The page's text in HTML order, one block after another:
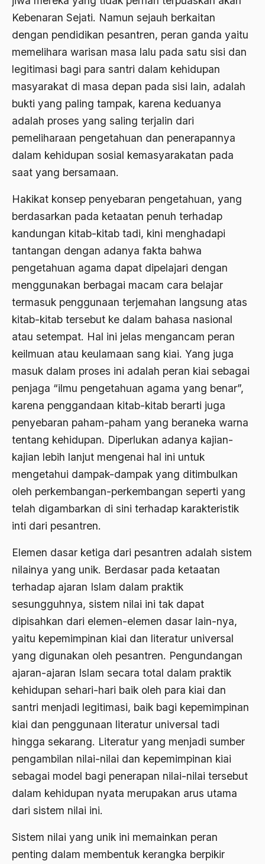
Kebenaran Sejati. Namun sejauh berkaitan
dengan pendidikan pesantren, peran ganda yaitu
memelihara warisan masa lalu pada satu sisi dan
legitimasi bagi para santri dalam kehidupan
masyarakat di masa depan pada sisi lain, adalah
bukti yang paling tampak, karena keduanya
adalah proses yang saling terjalin dari
pemeliharaan pengetahuan dan penerapannya
dalam kehidupan sosial kemasyarakatan pada
saat yang bersamaan.
Hakikat konsep penyebaran pengetahuan, yang
berdasarkan pada ketaatan penuh terhadap
kandungan kitab-kitab tadi, kini menghadapi
tantangan dengan adanya fakta bahwa
pengetahuan agama dapat dipelajari dengan
menggunakan berbagai macam cara belajar
termasuk penggunaan terjemahan langsung atas
kitab-kitab tersebut ke dalam bahasa nasional
atau setempat. Hal ini jelas mengancam peran
keilmuan atau keulamaan sang kiai. Yang juga
masuk dalam proses ini adalah peran kiai sebagai
penjaga “ilmu pengetahuan agama yang benar”,
karena penggandaan kitab-kitab berarti juga
penyebaran paham-paham yang beraneka warna
tentang kehidupan. Diperlukan adanya kajian-
kajian lebih lanjut mengenai hal ini untuk
mengetahui dampak-dampak yang ditimbulkan
oleh perkembangan-perkembangan seperti yang
telah digambarkan di sini terhadap karakteristik
inti dari pesantren.
Elemen dasar ketiga dari pesantren adalah sistem
nilainya yang unik. Berdasar pada ketaatan
terhadap ajaran Islam dalam praktik
sesungguhnya, sistem nilai ini tak dapat
dipisahkan dari elemen-elemen dasar lain-nya,
yaitu kepemimpinan kiai dan literatur universal
yang digunakan oleh pesantren. Pengundangan
ajaran-ajaran Islam secara total dalam praktik
kehidupan sehari-hari baik oleh para kiai dan
santri menjadi legitimasi, baik bagi kepemimpinan
kiai dan penggunaan literatur universal tadi
hingga sekarang. Literatur yang menjadi sumber
pengambilan nilai-nilai dan kepemimpinan kiai
sebagai model bagi penerapan nilai-nilai tersebut
dalam kehidupan nyata merupakan arus utama
dari sistem nilai ini.
Sistem nilai yang unik ini memainkan peran
penting dalam membentuk kerangka berpikir
Ard
area studies
Argentina
Ariel Saron
Ariel Sharon
Ario Wowor
Aristoteles
Arnold Y. Toynbeen
Arrigo Sacchi
Arswendo
Arswendo Atmowiloto
Arti Kepemimpinan
asal-usul tradisi keilmuan pesantren
Asas Islam
asas kebangsaan
Asas Organisasi Islam
Asas Pancasila
Asas Permusyawaratan
Asas Pluralisme
Asas Tunggal
asean
Ashram Ghandi
Asia
Asia Tenggara
Asimilasi
Askar
Asosiasi
Aspek Politis
Aspek religius Agama
Aspek Teknis
Aspirasi Politik
asrul sani
Aswad Mahasin
ASWAJA